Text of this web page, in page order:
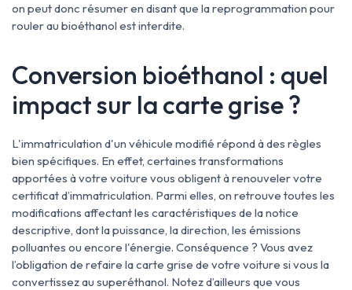
on peut donc résumer en disant que la reprogrammation pour
rouler au bioéthanol est interdite.
Conversion bioéthanol : quel
impact sur la carte grise ?
L'immatriculation d'un véhicule modifié répond à des règles
bien spécifiques. En effet, certaines transformations
apportées à votre voiture vous obligent à renouveler votre
certificat d’immatriculation. Parmi elles, on retrouve toutes les
modifications affectant les caractéristiques de la notice
descriptive, dont la puissance, la direction, les émissions
polluantes ou encore l'énergie. Conséquence ? Vous avez
l’obligation de refaire la carte grise de votre voiture si vous la
convertissez au superéthanol. Notez d’ailleurs que vous